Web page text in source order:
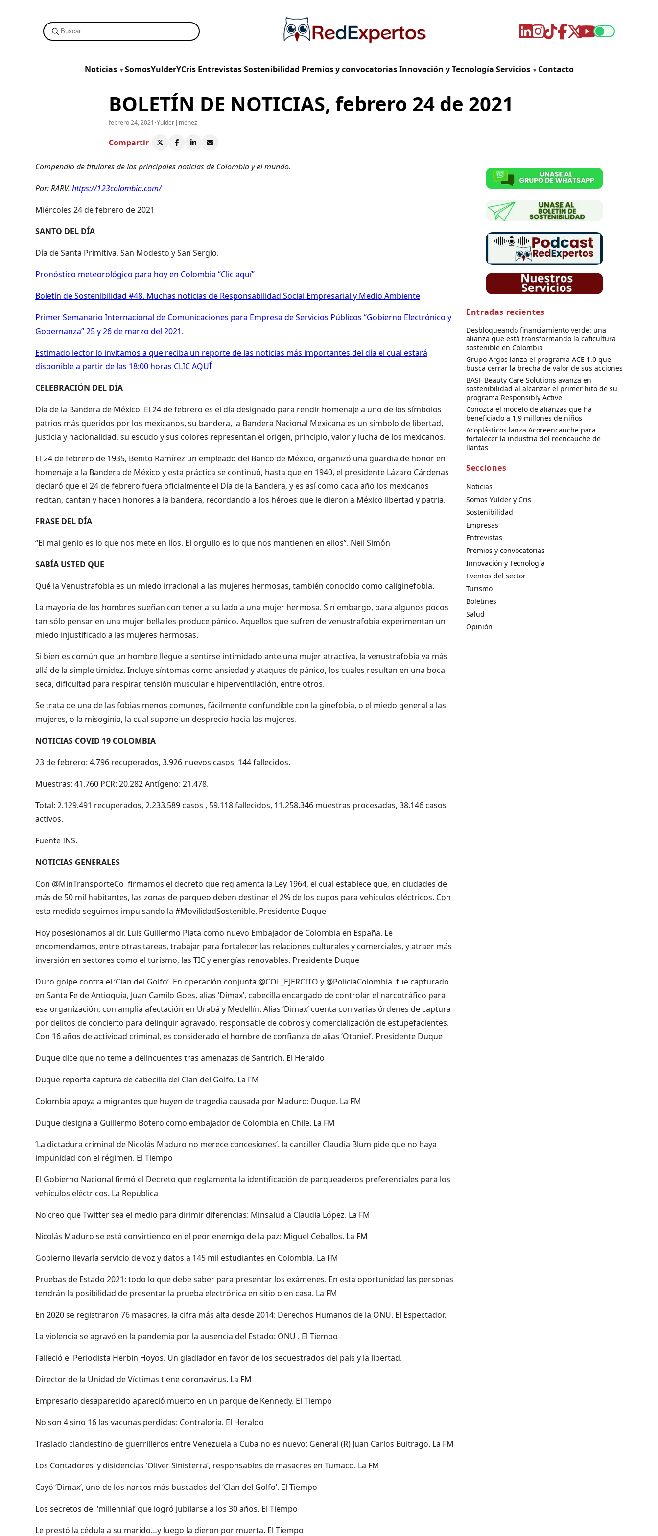
Noticias SomosYulderYCris Entrevistas Sostenibilidad Premios y convocatorias Innovación y Tecnología Servicios Contacto
BOLETÍN DE NOTICIAS, febrero 24 de 2021
febrero 24, 2021•Yulder Jiménez
Compartir
Compendio de titulares de las principales noticias de Colombia y el mundo.
Por: RARV. https://123colombia.com/
Miércoles 24 de febrero de 2021
SANTO DEL DÍA
Día de Santa Primitiva, San Modesto y San Sergio.
Pronóstico meteorológico para hoy en Colombia “Clic aquí”
Boletín de Sostenibilidad #48. Muchas noticias de Responsabilidad Social Empresarial y Medio Ambiente
Primer Semanario Internacional de Comunicaciones para Empresa de Servicios Públicos “Gobierno Electrónico y
Gobernanza” 25 y 26 de marzo del 2021.
Estimado lector lo invitamos a que reciba un reporte de las noticias más importantes del día el cual estará
disponible a partir de las 18:00 horas CLIC AQUÍ
CELEBRACIÓN DEL DÍA
Día de la Bandera de México. El 24 de febrero es el día designado para rendir homenaje a uno de los símbolos
patrios más queridos por los mexicanos, su bandera, la Bandera Nacional Mexicana es un símbolo de libertad,
justicia y nacionalidad, su escudo y sus colores representan el origen, principio, valor y lucha de los mexicanos.
El 24 de febrero de 1935, Benito Ramírez un empleado del Banco de México, organizó una guardia de honor en
homenaje a la Bandera de México y esta práctica se continuó, hasta que en 1940, el presidente Lázaro Cárdenas
declaró que el 24 de febrero fuera oficialmente el Día de la Bandera, y es así como cada año los mexicanos
recitan, cantan y hacen honores a la bandera, recordando a los héroes que le dieron a México libertad y patria.
FRASE DEL DÍA
“El mal genio es lo que nos mete en líos. El orgullo es lo que nos mantienen en ellos”. Neil Simón
SABÍA USTED QUE
Qué la Venustrafobia es un miedo irracional a las mujeres hermosas, también conocido como caliginefobia.
La mayoría de los hombres sueñan con tener a su lado a una mujer hermosa. Sin embargo, para algunos pocos
tan sólo pensar en una mujer bella les produce pánico. Aquellos que sufren de venustrafobia experimentan un
miedo injustificado a las mujeres hermosas.
Si bien es común que un hombre llegue a sentirse intimidado ante una mujer atractiva, la venustrafobia va más
allá de la simple timidez. Incluye síntomas como ansiedad y ataques de pánico, los cuales resultan en una boca
seca, dificultad para respirar, tensión muscular e hiperventilación, entre otros.
Se trata de una de las fobias menos comunes, fácilmente confundible con la ginefobia, o el miedo general a las
mujeres, o la misoginia, la cual supone un desprecio hacia las mujeres.
NOTICIAS COVID 19 COLOMBIA
23 de febrero: 4.796 recuperados, 3.926 nuevos casos, 144 fallecidos.
Muestras: 41.760 PCR: 20.282 Antígeno: 21.478.
Total: 2.129.491 recuperados, 2.233.589 casos , 59.118 fallecidos, 11.258.346 muestras procesadas, 38.146 casos
activos.
Fuente INS.
NOTICIAS GENERALES
Con @MinTransporteCo firmamos el decreto que reglamenta la Ley 1964, el cual establece que, en ciudades de
más de 50 mil habitantes, las zonas de parqueo deben destinar el 2% de los cupos para vehículos eléctricos. Con
esta medida seguimos impulsando la #MovilidadSostenible. Presidente Duque
Hoy posesionamos al dr. Luis Guillermo Plata como nuevo Embajador de Colombia en España. Le
encomendamos, entre otras tareas, trabajar para fortalecer las relaciones culturales y comerciales, y atraer más
inversión en sectores como el turismo, las TIC y energías renovables. Presidente Duque
Duro golpe contra el ‘Clan del Golfo’. En operación conjunta @COL_EJERCITO y @PoliciaColombia fue capturado
en Santa Fe de Antioquia, Juan Camilo Goes, alias ‘Dimax’, cabecilla encargado de controlar el narcotráfico para
esa organización, con amplia afectación en Urabá y Medellín. Alias ‘Dimax’ cuenta con varias órdenes de captura
por delitos de concierto para delinquir agravado, responsable de cobros y comercialización de estupefacientes.
Con 16 años de actividad criminal, es considerado el hombre de confianza de alias ‘Otoniel’. Presidente Duque
Duque dice que no teme a delincuentes tras amenazas de Santrich. El Heraldo
Duque reporta captura de cabecilla del Clan del Golfo. La FM
Colombia apoya a migrantes que huyen de tragedia causada por Maduro: Duque. La FM
Duque designa a Guillermo Botero como embajador de Colombia en Chile. La FM
‘La dictadura criminal de Nicolás Maduro no merece concesiones’. la canciller Claudia Blum pide que no haya
impunidad con el régimen. El Tiempo
El Gobierno Nacional firmó el Decreto que reglamenta la identificación de parqueaderos preferenciales para los
vehículos eléctricos. La Republica
No creo que Twitter sea el medio para dirimir diferencias: Minsalud a Claudia López. La FM
Nicolás Maduro se está convirtiendo en el peor enemigo de la paz: Miguel Ceballos. La FM
Gobierno llevaría servicio de voz y datos a 145 mil estudiantes en Colombia. La FM
Pruebas de Estado 2021: todo lo que debe saber para presentar los exámenes. En esta oportunidad las personas
tendrán la posibilidad de presentar la prueba electrónica en sitio o en casa. La FM
En 2020 se registraron 76 masacres, la cifra más alta desde 2014: Derechos Humanos de la ONU. El Espectador.
La violencia se agravó en la pandemia por la ausencia del Estado: ONU . El Tiempo
Falleció el Periodista Herbin Hoyos. Un gladiador en favor de los secuestrados del país y la libertad.
Director de la Unidad de Víctimas tiene coronavirus. La FM
Empresario desaparecido apareció muerto en un parque de Kennedy. El Tiempo
No son 4 sino 16 las vacunas perdidas: Contraloría. El Heraldo
Traslado clandestino de guerrilleros entre Venezuela a Cuba no es nuevo: General (R) Juan Carlos Buitrago. La FM
Los Contadores’ y disidencias ‘Oliver Sinisterra’, responsables de masacres en Tumaco. La FM
Cayó ‘Dimax’, uno de los narcos más buscados del ‘Clan del Golfo’. El Tiempo
Los secretos del ‘millennial’ que logró jubilarse a los 30 años. El Tiempo
Le prestó la cédula a su marido…y luego la dieron por muerta. El Tiempo
Entradas recientes
Desbloqueando financiamiento verde: una
alianza que está transformando la caficultura
sostenible en Colombia
Grupo Argos lanza el programa ACE 1.0 que
busca cerrar la brecha de valor de sus acciones
BASF Beauty Care Solutions avanza en
sostenibilidad al alcanzar el primer hito de su
programa Responsibly Active
Conozca el modelo de alianzas que ha
beneficiado a 1,9 millones de niños
Acoplásticos lanza Acoreencauche para
fortalecer la industria del reencauche de
llantas
Secciones
Noticias
Somos Yulder y Cris
Sostenibilidad
Empresas
Entrevistas
Premios y convocatorias
Innovación y Tecnología
Eventos del sector
Turismo
Boletines
Salud
Opinión